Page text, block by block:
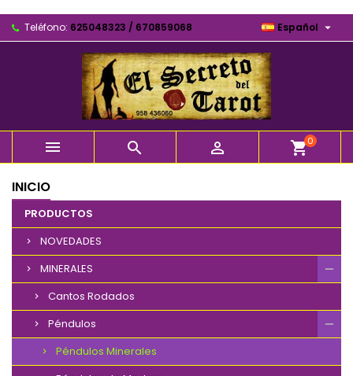
Teléfono: 625048323 / 670859068 Español 
   shopping_cart0
INICIO
PRODUCTOS
NOVEDADES
MINERALES
Cantos Rodados
Péndulos
Péndulos Minerales